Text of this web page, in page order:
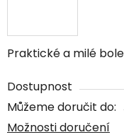
Praktické a milé
Dostupnost
Můžeme doručit do:
Možnosti doručení